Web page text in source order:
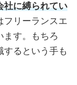
社に縛られてい
フリーランスエ
ます。もちろ
するという手も